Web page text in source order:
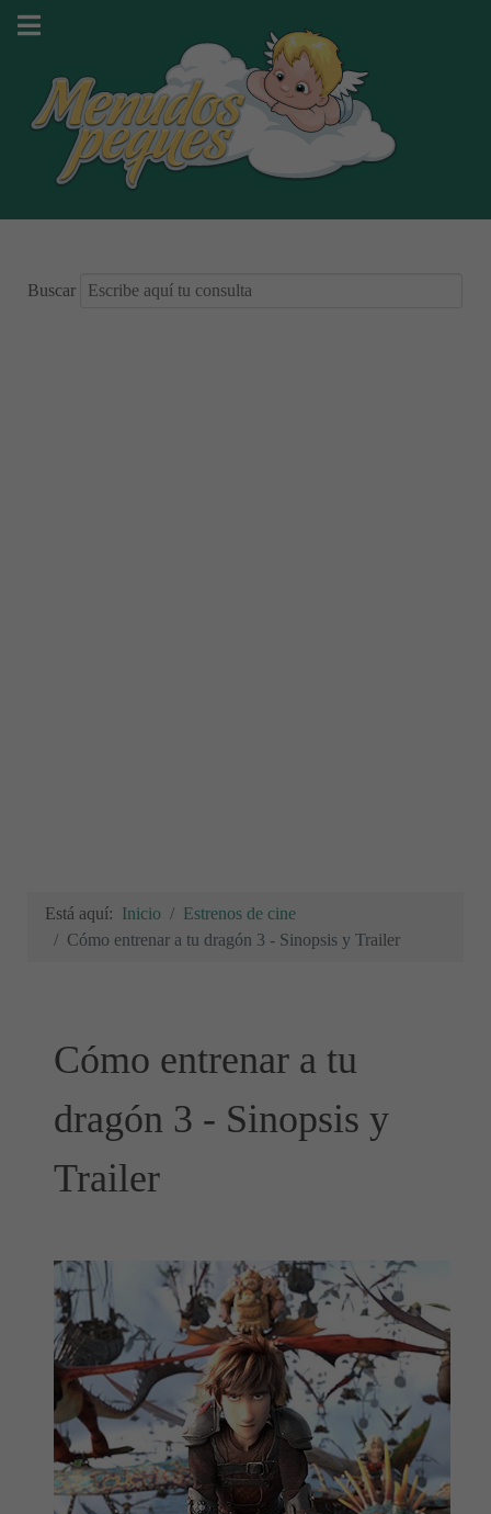
Buscar
Está aquí: Inicio
Estrenos de cine
Cómo entrenar a tu dragón 3 - Sinopsis y Trailer
Cómo entrenar a tu
dragón 3 - Sinopsis y
Trailer